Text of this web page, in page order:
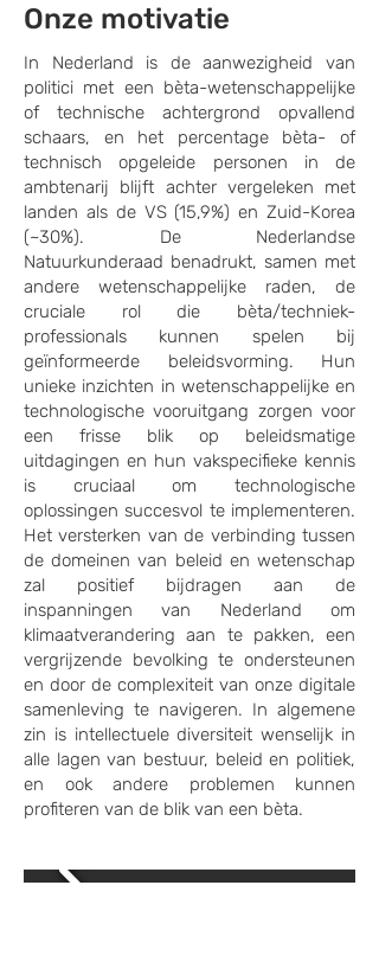
Onze motivatie
In Nederland is de aanwezigheid van
politici met een bèta-wetenschappelijke
of technische achtergrond opvallend
schaars, en het percentage bèta- of
technisch opgeleide personen in de
ambtenarij blijft achter vergeleken met
landen als de VS (15,9%) en Zuid-Korea
(~30%). De Nederlandse
Natuurkunderaad benadrukt, samen met
andere wetenschappelijke raden, de
cruciale rol die bèta/techniek-
professionals kunnen spelen bij
geïnformeerde beleidsvorming. Hun
unieke inzichten in wetenschappelijke en
technologische vooruitgang zorgen voor
een frisse blik op beleidsmatige
uitdagingen en hun vakspecifieke kennis
is cruciaal om technologische
oplossingen succesvol te implementeren.
Het versterken van de verbinding tussen
de domeinen van beleid en wetenschap
zal positief bijdragen aan de
inspanningen van Nederland om
klimaatverandering aan te pakken, een
vergrijzende bevolking te ondersteunen
en door de complexiteit van onze digitale
samenleving te navigeren.​ In algemene
zin is intellectuele diversiteit wenselijk in
alle lagen van bestuur, beleid en politiek,
en ook andere problemen kunnen
profiteren van de blik van een bèta.